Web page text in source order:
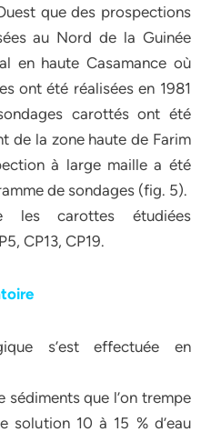
que des prospections
au Nord de la Guinée
en haute Casamance où
ont été réalisées en 1981
carottés ont été
de la zone haute de Farim
à large maille a été
de sondages (fig. 5).
les carottes étudiées
CP13, CP19.
s’est effectuée en
que l’on trempe
solution 10 à 15 % d’eau